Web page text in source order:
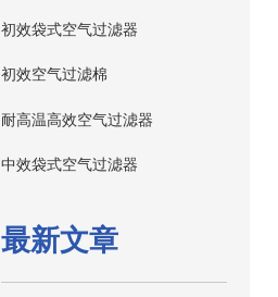
初效袋式空气过滤器
初效空气过滤棉
耐高温高效空气过滤器
中效袋式空气过滤器
最新文章